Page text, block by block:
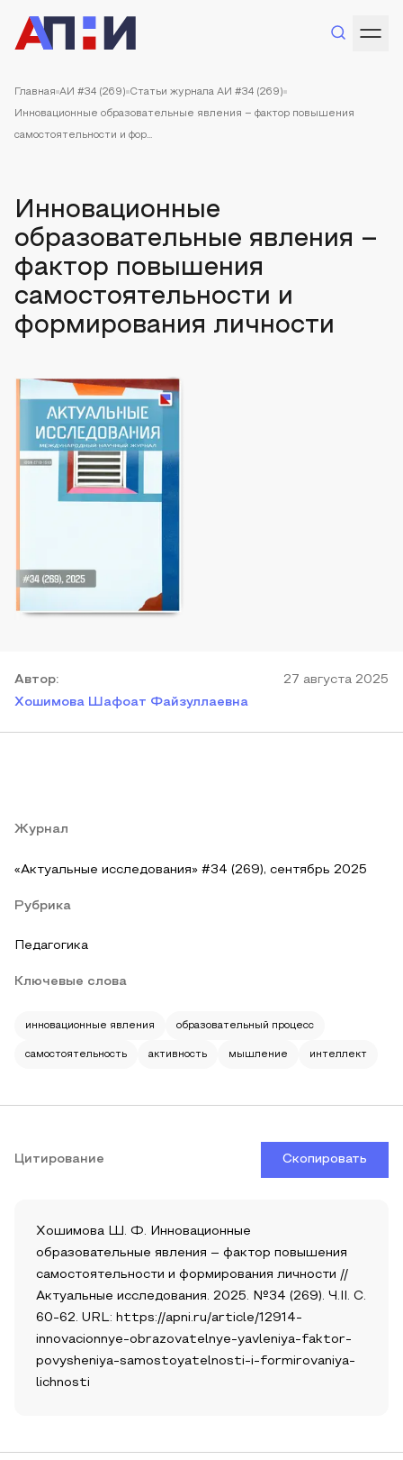
Главная АИ #34 (269) Статьи журнала АИ #34 (269)
Инновационные образовательные явления – фактор повышения
самостоятельности и фор...
Инновационные
образовательные явления –
фактор повышения
самостоятельности и
формирования личности
Автор:
Хошимова Шафоат Файзуллаевна
27 августа 2025
Журнал
«Актуальные исследования» #34 (269), сентябрь 2025
Рубрика
Педагогика
Ключевые слова
инновационные явления образовательный процесс
самостоятельность активность мышление интеллект
Цитирование Скопировать
Хошимова Ш. Ф. Инновационные
образовательные явления – фактор повышения
самостоятельности и формирования личности //
Актуальные исследования. 2025. №34 (269). Ч.II. С.
60-62. URL: https://apni.ru/article/12914-
innovacionnye-obrazovatelnye-yavleniya-faktor-
povysheniya-samostoyatelnosti-i-formirovaniya-
lichnosti